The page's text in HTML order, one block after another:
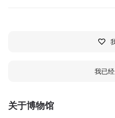
关于博物馆
我已